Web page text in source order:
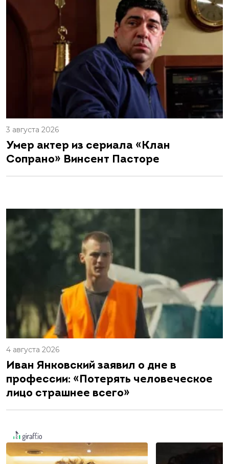
3 августа 2026
Умер актер из сериала «Клан
Сопрано» Винсент Пасторе
4 августа 2026
Иван Янковский заявил о дне в
профессии: «Потерять человеческое
лицо страшнее всего»